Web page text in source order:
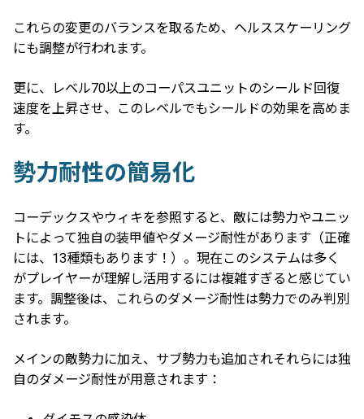
これらの変更のバランスを取るため、ヘルススケーリング
にも調整が行われます。
更に、レベル70以上のコーパスユニットのシールド回復
速度を上昇させ、このレベルでもシールドの効果を高めま
す。
勢力耐性の簡易化
コーデックスやウィキを参照すると、敵には勢力やユニッ
トによって独自の装甲値やダメージ耐性があります（正確
には、13種類もあります！）。現在このシステムは多く
がプレイヤーが理解し活用するには複雑すぎると感じてい
ます。調整後は、これらのダメージ耐性は勢力でのみ判別
されます。
メインの敵勢力に加え、サブ勢力も追加されそれらには独
自のダメージ耐性が用意されます：